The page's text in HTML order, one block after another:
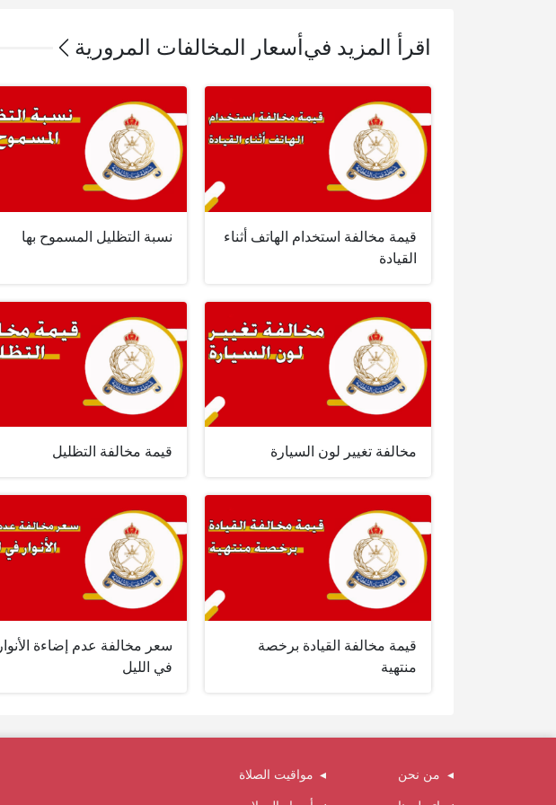
اقرأ المزيد في أسعار المخالفات المرورية
قيمة مخالفة استخدام الهاتف أثناء
القيادة
نسبة التظليل المسموح بها
مخالفة تغيير لون السيارة قيمة مخالفة التظليل
قيمة مخالفة القيادة برخصة
منتهية
سعر مخالفة عدم إضاءة الأنوار
في الليل
من نحن مواقيت الصلاة